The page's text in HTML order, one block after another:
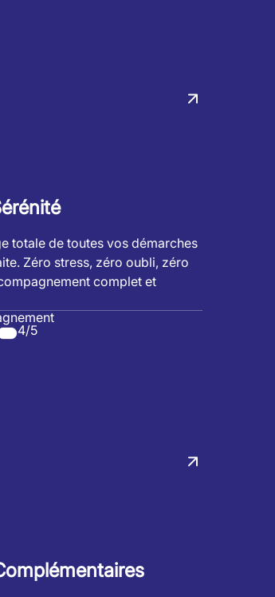
totale de toutes vos démarches
Zéro stress, zéro oubli, zéro
complet et
4/5